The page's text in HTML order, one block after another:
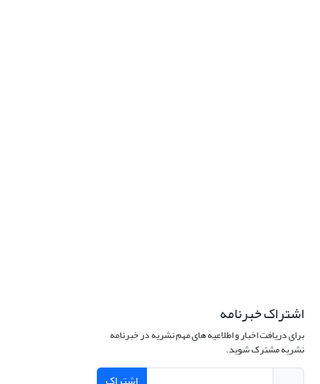
اشتراک خبرنامه
برای دریافت اخبار و اطلاعیه های مهم نشریه در خبرنامه
نشریه مشترک شوید.